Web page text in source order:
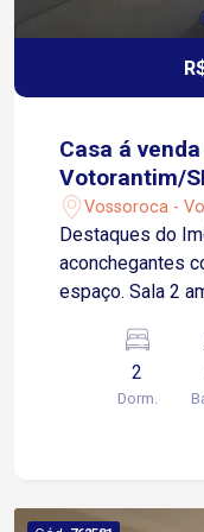
Casa á
Votorantim/
Vossoroca -
Destaques do Imóvel: 2
aconchegantes
espaço. Sala 2 ambientes ideal para momentos
trazem
Conforto:
completo no piso
(com vagas
2
Dorm.